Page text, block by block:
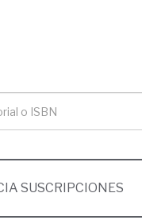
SUSCRIPCIONES